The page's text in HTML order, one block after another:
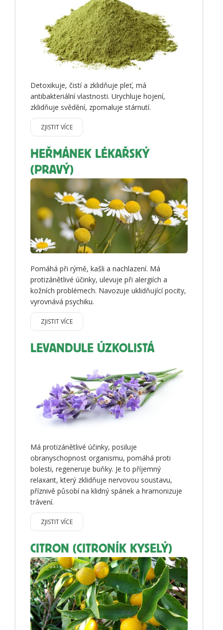
Detoxikuje, čistí a zklidňuje pleť, má
antibakteriální vlastnosti. Urychluje hojení,
zklidňuje svědění, zpomaluje stárnutí.
ZJISTIT VÍCE
HEŘMÁNEK LÉKAŘSKÝ
(PRAVÝ)
Pomáhá při rýmě, kašli a nachlazení. Má
protizánětlivé účinky, ulevuje při alergiích a
kožních problémech. Navozuje uklidňující pocity,
vyrovnává psychiku.
ZJISTIT VÍCE
LEVANDULE ÚZKOLISTÁ
Má protizánětlivé účinky, posiluje
obranyschopnost organismu, pomáhá proti
bolesti, regeneruje buňky. Je to příjemný
relaxant, který zklidňuje nervovou soustavu,
příznivě působí na klidný spánek a hramonizuje
trávení.
ZJISTIT VÍCE
CITRON (CITRONÍK KYSELÝ)